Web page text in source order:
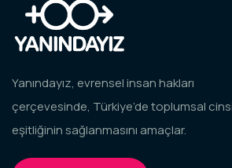
Yanındayız, evrensel insan hakları
çerçevesinde, Türkiye’de toplumsal
eşitliğinin sağlanmasını amaçlar.